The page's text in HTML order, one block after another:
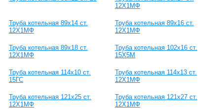
12Х1МФ
Труба котельная 89х14 ст.
12Х1МФ
Труба котельная 89х16 ст.
12Х1МФ
Труба котельная 89х18 ст.
12Х1МФ
Труба котельная 102х16 ст.
15Х5М
Труба котельная 114х10 ст.
15ГС
Труба котельная 114х13 ст.
12Х1МФ
Труба котельная 121х25 ст.
12Х1МФ
Труба котельная 121х27 ст.
12Х1МФ